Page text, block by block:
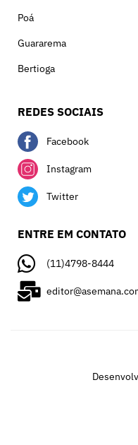
Poá
Guararema
Bertioga
REDES SOCIAIS
Facebook
Instagram
Twitter
ENTRE EM CONTATO
(11)4798-8444